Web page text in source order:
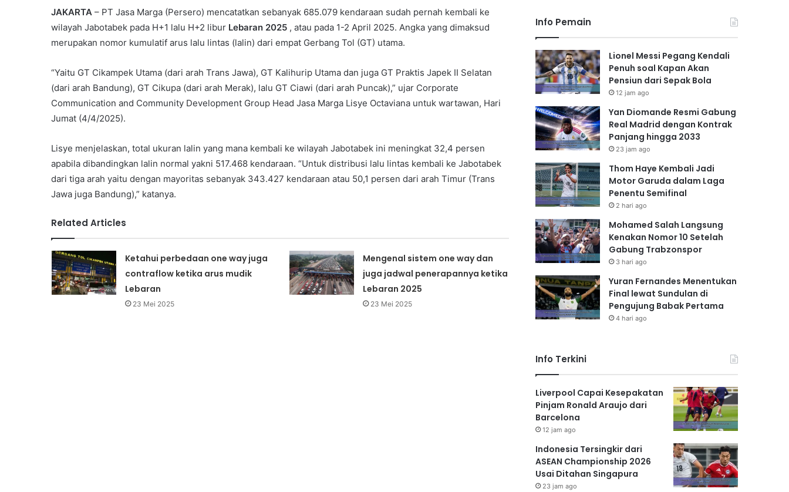
JAKARTA – PT Jasa Marga (Persero) mencatatkan sebanyak 685.079 kendaraan sudah pernah kembali ke
wilayah Jabotabek pada H+1 lalu H+2 libur Lebaran 2025 , atau pada 1-2 April 2025. Angka yang dimaksud
merupakan nomor kumulatif arus lalu lintas (lalin) dari empat Gerbang Tol (GT) utama.
“Yaitu GT Cikampek Utama (dari arah Trans Jawa), GT Kalihurip Utama dan juga GT Praktis Japek II Selatan
(dari arah Bandung), GT Cikupa (dari arah Merak), lalu GT Ciawi (dari arah Puncak),” ujar Corporate
Communication and Community Development Group Head Jasa Marga Lisye Octaviana untuk wartawan, Hari
Jumat (4/4/2025).
Lisye menjelaskan, total ukuran lalin yang mana kembali ke wilayah Jabotabek ini meningkat 32,4 persen
apabila dibandingkan lalin normal yakni 517.468 kendaraan. “Untuk distribusi lalu lintas kembali ke Jabotabek
dari tiga arah yaitu dengan mayoritas sebanyak 343.427 kendaraan atau 50,1 persen dari arah Timur (Trans
Jawa juga Bandung),” katanya.
Related Articles
Ketahui perbedaan one way juga
contraflow ketika arus mudik
Lebaran
23 Mei 2025
Mengenal sistem one way dan
juga jadwal penerapannya ketika
Lebaran 2025
23 Mei 2025
Info Pemain
Lionel Messi Pegang Kendali
Penuh soal Kapan Akan
Pensiun dari Sepak Bola
12 jam ago
Yan Diomande Resmi Gabung
Real Madrid dengan Kontrak
Panjang hingga 2033
23 jam ago
Thom Haye Kembali Jadi
Motor Garuda dalam Laga
Penentu Semifinal
2 hari ago
Mohamed Salah Langsung
Kenakan Nomor 10 Setelah
Gabung Trabzonspor
3 hari ago
Yuran Fernandes Menentukan
Final lewat Sundulan di
Pengujung Babak Pertama
4 hari ago
Info Terkini
Liverpool Capai Kesepakatan
Pinjam Ronald Araujo dari
Barcelona
12 jam ago
Indonesia Tersingkir dari
ASEAN Championship 2026
Usai Ditahan Singapura
23 jam ago